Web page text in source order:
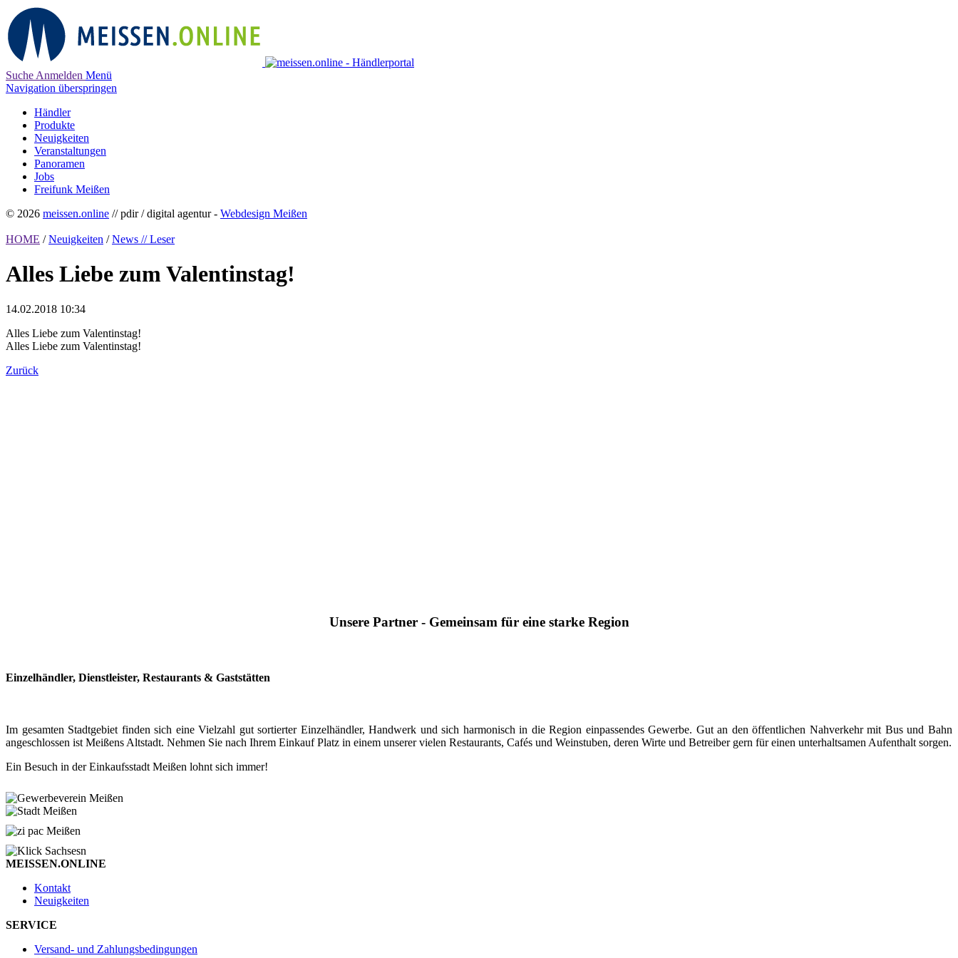
Suche Anmelden Menü
Navigation überspringen
Händler
Produkte
Neuigkeiten
Veranstaltungen
Panoramen
Jobs
Freifunk Meißen
© 2026 meissen.online // pdir / digital agentur - Webdesign Meißen
HOME / Neuigkeiten / News // Leser
Alles Liebe zum Valentinstag!
14.02.2018 10:34
Alles Liebe zum Valentinstag!
Alles Liebe zum Valentinstag!
Zurück
Unsere Partner - Gemeinsam für eine starke Region
Einzelhändler, Dienstleister, Restaurants & Gaststätten
Im gesamten Stadtgebiet finden sich eine Vielzahl gut sortierter Einzelhändler, Handwerk und sich harmonisch in die Region einpassendes Gewerbe. Gut an den öffentlichen Nahverkehr mit Bus und Bahn
angeschlossen ist Meißens Altstadt. Nehmen Sie nach Ihrem Einkauf Platz in einem unserer vielen Restaurants, Cafés und Weinstuben, deren Wirte und Betreiber gern für einen unterhaltsamen Aufenthalt sorgen.
Ein Besuch in der Einkaufsstadt Meißen lohnt sich immer!
MEISSEN.ONLINE
Kontakt
Neuigkeiten
SERVICE
Versand- und Zahlungsbedingungen